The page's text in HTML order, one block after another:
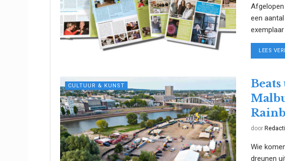
een
LEES
CULTUUR & KUNST
Beats
door
Wie
dreunen